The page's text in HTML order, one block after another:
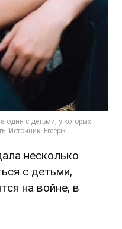
несколько
с детьми,
на войне, в